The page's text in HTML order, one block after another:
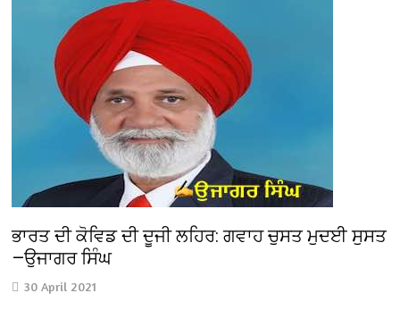
ਭਾਰਤ ਦੀ ਕੋਵਿਡ ਦੀ ਦੂਜੀ ਲਹਿਰ: ਗਵਾਹ ਚੁਸਤ ਮੁਦਈ ਸੁਸਤ
—ਉਜਾਗਰ ਸਿੰਘ
30 April 2021